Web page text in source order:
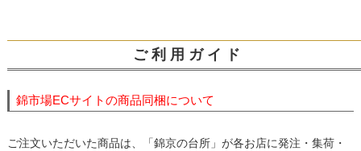
ご 利 用 ガ イ ド
錦市場ECサイトの商品同梱について
ご注文いただいた商品は、「錦京の台所」が各お店に発注・集荷・